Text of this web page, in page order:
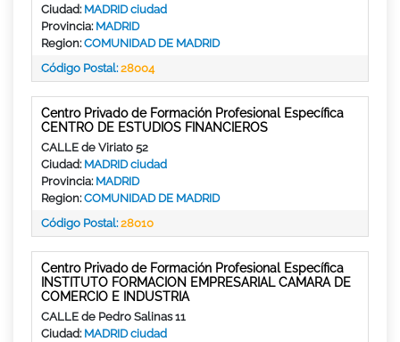
Ciudad: MADRID ciudad
Provincia: MADRID
Region:COMUNIDAD DE MADRID
Código Postal:28004
Centro Privado de Formación Profesional Específica
CENTRO DE ESTUDIOS FINANCIEROS
CALLE de Viriato 52
Ciudad: MADRID ciudad
Provincia: MADRID
Region:COMUNIDAD DE MADRID
Código Postal:28010
Centro Privado de Formación Profesional Específica
INSTITUTO FORMACION EMPRESARIAL CAMARA DE
COMERCIO E INDUSTRIA
CALLE de Pedro Salinas 11
Ciudad: MADRID ciudad